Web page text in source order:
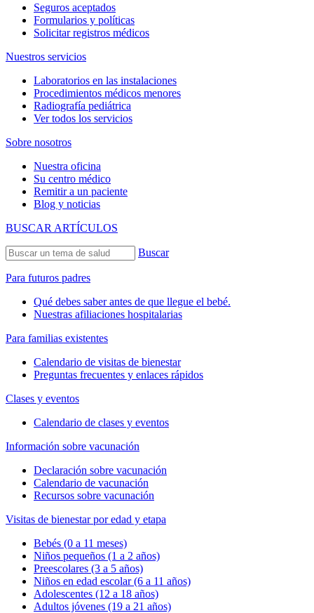
Seguros aceptados
Formularios y políticas
Solicitar registros médicos
Nuestros servicios
Laboratorios en las instalaciones
Procedimientos médicos menores
Radiografía pediátrica
Ver todos los servicios
Sobre nosotros
Nuestra oficina
Su centro médico
Remitir a un paciente
Blog y noticias
BUSCAR ARTÍCULOS
Buscar
Para futuros padres
Qué debes saber antes de que llegue el bebé.
Nuestras afiliaciones hospitalarias
Para familias existentes
Calendario de visitas de bienestar
Preguntas frecuentes y enlaces rápidos
Clases y eventos
Calendario de clases y eventos
Información sobre vacunación
Declaración sobre vacunación
Calendario de vacunación
Recursos sobre vacunación
Visitas de bienestar por edad y etapa
Bebés (0 a 11 meses)
Niños pequeños (1 a 2 años)
Preescolares (3 a 5 años)
Niños en edad escolar (6 a 11 años)
Adolescentes (12 a 18 años)
Adultos jóvenes (19 a 21 años)